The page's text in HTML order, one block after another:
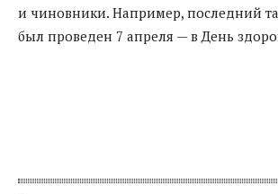
и чиновники. Например, последний
был проведен 7 апреля — в День